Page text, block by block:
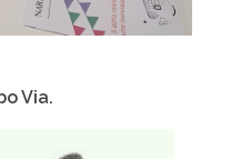
Via.